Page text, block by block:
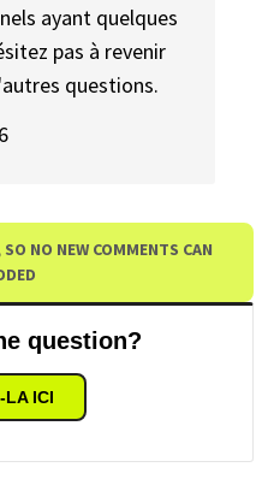
ayant quelques
pas à revenir
questions.
NO NEW COMMENTS CAN
question?
LA ICI